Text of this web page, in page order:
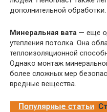
дополнительной обработки.
Минеральная вата — еще
утепления потолка. Она
теплоизоляционной
Однако монтаж
более сложных мер
вредные вещества.
Популярные статьи